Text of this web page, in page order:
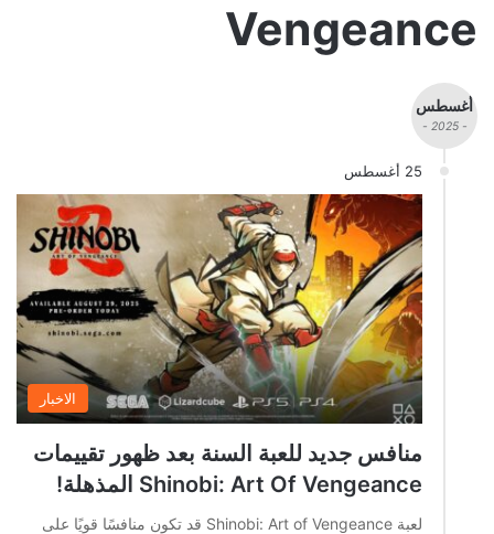
Vengeance
أغسطس
- 2025 -
25 أغسطس
الاخبار
منافس جديد للعبة السنة بعد ظهور تقييمات
Shinobi: Art Of Vengeance المذهلة!
لعبة Shinobi: Art of Vengeance قد تكون منافسًا قويًا على